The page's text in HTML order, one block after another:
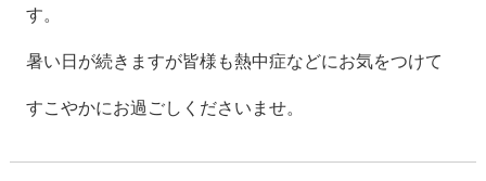
す。
暑い日が続きますが皆様も熱中症などにお気をつけて
すこやかにお過ごしくださいませ。